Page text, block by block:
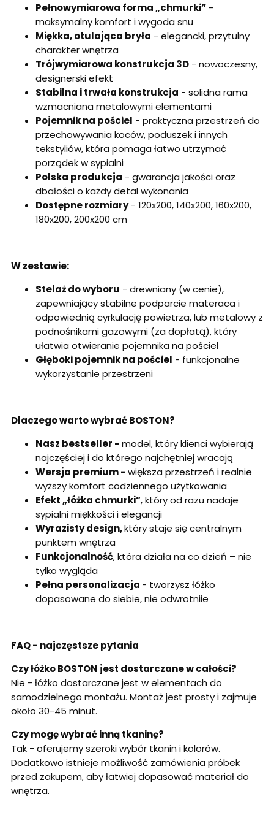
Pełnowymiarowa forma „chmurki” -
maksymalny komfort i wygoda snu
Miękka, otulająca bryła - elegancki, przytulny
charakter wnętrza
Trójwymiarowa konstrukcja 3D - nowoczesny,
designerski efekt
Stabilna i trwała konstrukcja - solidna rama
wzmacniana metalowymi elementami
Pojemnik na pościel - praktyczna przestrzeń do
przechowywania koców, poduszek i innych
tekstyliów, która pomaga łatwo utrzymać
porządek w sypialni
Polska produkcja - gwarancja jakości oraz
dbałości o każdy detal wykonania
Dostępne rozmiary- 120x200, 140x200, 160x200,
180x200, 200x200 cm
W zestawie:
Stelaż do wyboru - drewniany (w cenie),
zapewniający stabilne podparcie materaca i
odpowiednią cyrkulację powietrza, lub metalowy z
podnośnikami gazowymi (za dopłatą), który
ułatwia otwieranie pojemnika na pościel
Głęboki pojemnik na pościel - funkcjonalne
wykorzystanie przestrzeni
Dlaczego warto wybrać BOSTON?
Nasz bestseller -model, który klienci wybierają
najczęściej i do którego najchętniej wracają
Wersja premium -większa przestrzeń i realnie
wyższy komfort codziennego użytkowania
Efekt „łóżka chmurki”, który od razu nadaje
sypialni miękkości i elegancji
Wyrazisty design,który staje się centralnym
punktem wnętrza
Funkcjonalność, która działa na co dzień – nie
tylko wygląda
Pełna personalizacja - tworzysz łóżko
dopasowane do siebie, nie odwrotniie
FAQ - najczęstsze pytania
Czy łóżko BOSTON jest dostarczane w całości?
Nie - łóżko dostarczane jest w elementach do
samodzielnego montażu. Montaż jest prosty i zajmuje
około 30-45 minut.
Czy mogę wybrać inną tkaninę?
Tak - oferujemy szeroki wybór tkanin i kolorów.
Dodatkowo istnieje możliwość zamówienia próbek
przed zakupem, aby łatwiej dopasować materiał do
wnętrza.